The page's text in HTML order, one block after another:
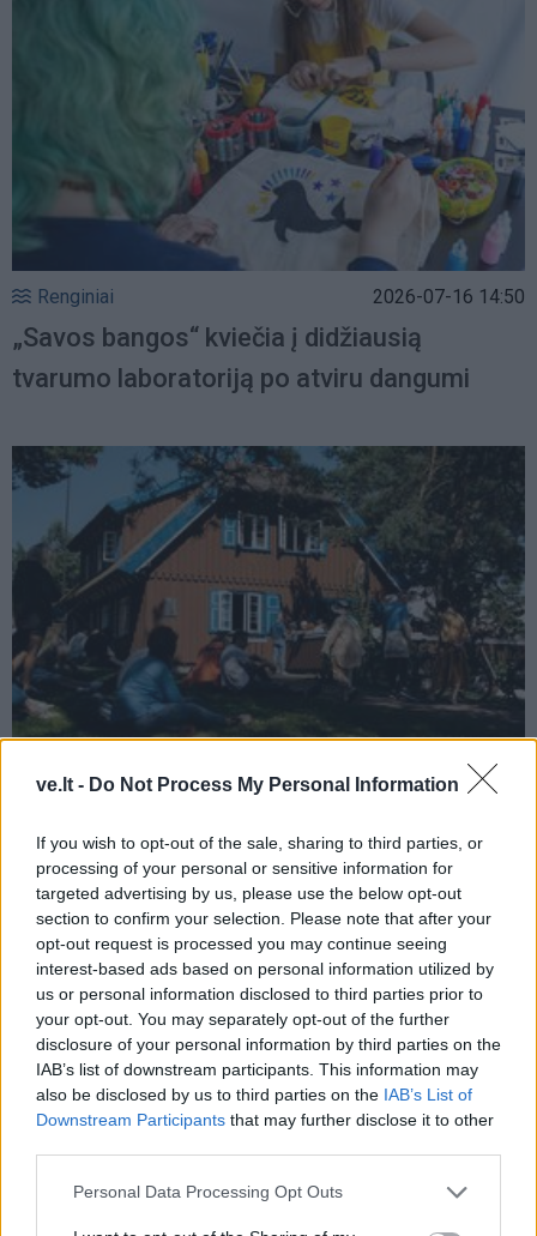
ve.lt - Do Not Process My Personal Information
If you wish to opt-out of the sale, sharing to third parties, or
processing of your personal or sensitive information for
targeted advertising by us, please use the below opt-out
section to confirm your selection. Please note that after your
opt-out request is processed you may continue seeing
interest-based ads based on personal information utilized by
us or personal information disclosed to third parties prior to
your opt-out. You may separately opt-out of the further
disclosure of your personal information by third parties on the
IAB’s list of downstream participants. This information may
also be disclosed by us to third parties on the IAB’s List of
Downstream Participants that may further disclose it to other
Personal Data Processing Opt Outs
Renginiai 2026-07-16 14:50
„Savos bangos“ kviečia į didžiausią
tvarumo laboratoriją po atviru dangumi
Renginiai 2026-07-16 09:27
programoje – laiko lūžiai ir pakylėjanti
muzika